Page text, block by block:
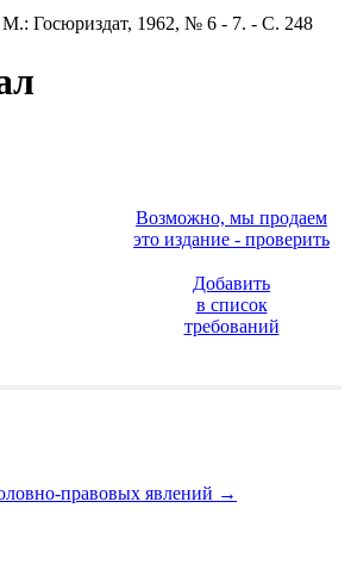
Госюриздат, 1962, № 6 - 7. - С. 248
Возможно, мы продаем
это издание - проверить
Добавить
в список
требований
правовых явлений →